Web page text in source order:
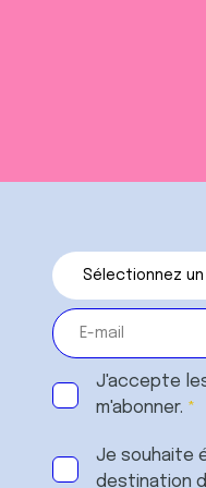
J'accepte
m'abonner.
Je souhaite
destination